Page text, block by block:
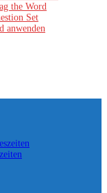
the Word
Set
anwenden